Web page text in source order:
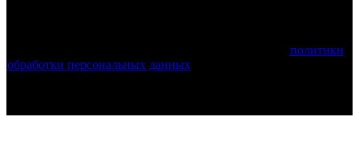
политики
обработки персональных данныхи соглашаетесь с тем, что мы